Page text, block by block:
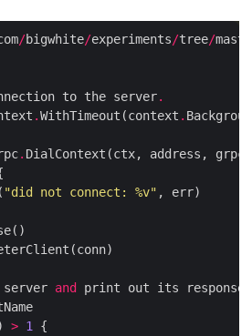
/bigwhite/experiments/tree/
to the server.
.WithTimeout(context .
. DialContext(ctx, address, grpc
"did not connect: %v"
and print out its response
> 1